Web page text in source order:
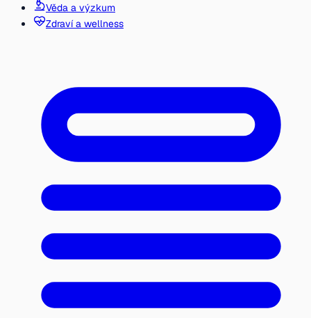
Věda a výzkum
Zdraví a wellness